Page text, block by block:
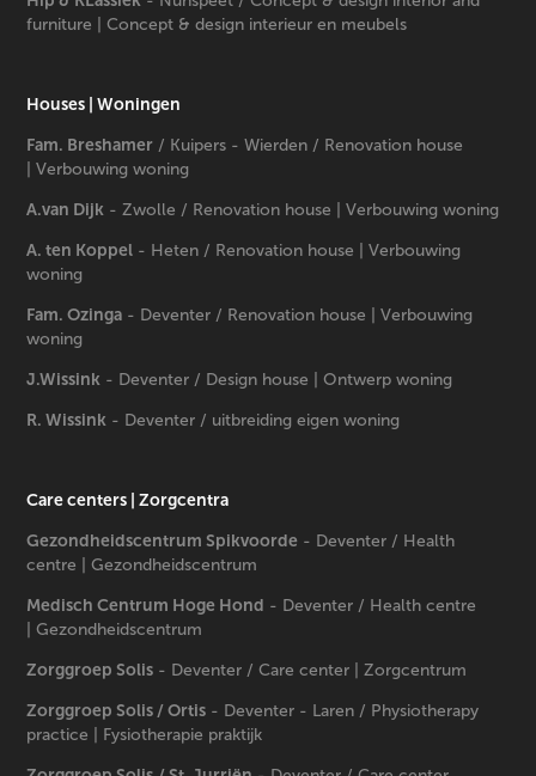
furniture | Concept & design interieur en meubels
Houses | Woningen
Fam. Breshamer / Kuipers - Wierden / Renovation house
| Verbouwing woning
A.van Dijk - Zwolle / Renovation house | Verbouwing woning
A. ten Koppel - Heten / Renovation house | Verbouwing
woning
Fam. Ozinga - Deventer / Renovation house | Verbouwing
woning
J.Wissink - Deventer / Design house | Ontwerp woning
R. Wissink - Deventer / uitbreiding eigen woning
Care centers​​​​​​​ | Zorgcentra
Gezondheidscentrum Spikvoorde - Deventer / Health
centre | Gezondheidscentrum
Medisch Centrum Hoge Hond - Deventer / Health centre
| Gezondheidscentrum
Zorggroep Solis - Deventer / Care center | Zorgcentrum
Zorggroep Solis / Ortis - Deventer - Laren / Physiotherapy
practice | Fysiotherapie praktijk